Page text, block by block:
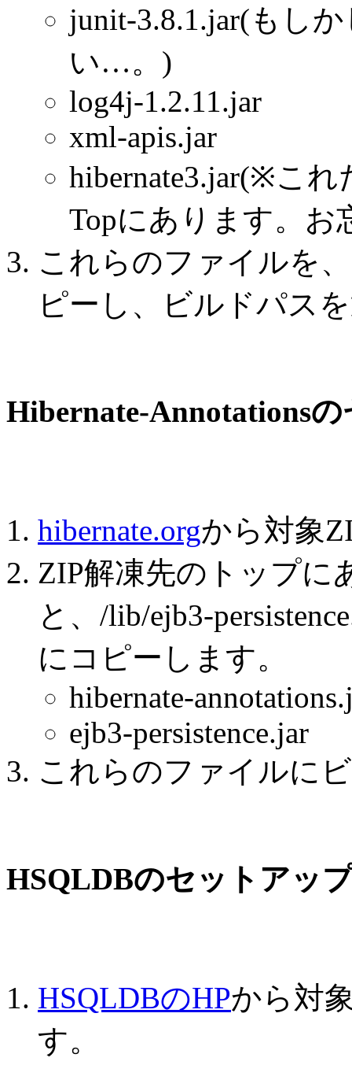
junit-3.8.1.jar(もし
い…。)
log4j-1.2.11.jar
xml-apis.jar
hibernate3.jar(※こ
Topにあります。お
これらのファイルを
ピーし、ビルドパス
Hibernate-Annotations
hibernate.orgから対象
ZIP解凍先のトップに
と、/lib/ejb3-
にコピーします。
hibernate-
ejb3-persistence.jar
これらのファイルに
HSQLDBのセットアッ
HSQLDBのHPから対
す。